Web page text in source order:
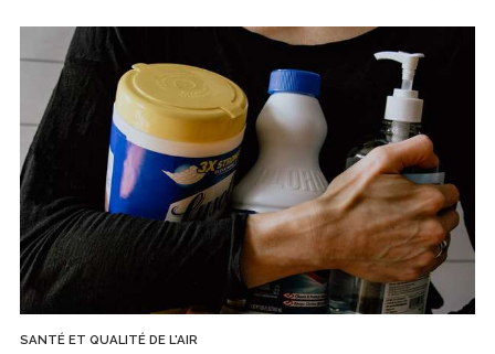
SANTÉ ET QUALITÉ DE L'AIR